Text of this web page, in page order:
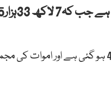
امریکہ میں کورونا سے متاثرہ افراد کی تعداد 51 لاکھ 99